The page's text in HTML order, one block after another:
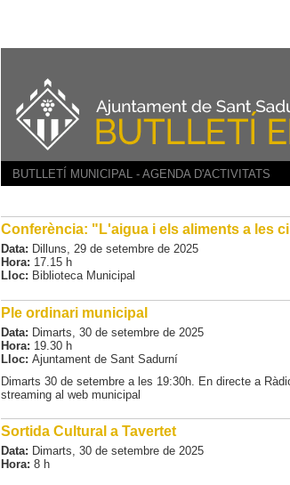
BUTLLETÍ MUNICIPAL - AGENDA D'ACTIVITATS
Conferència: "L'aigua i els aliments a les
Data: Dilluns, 29 de setembre de 2025
Hora: 17.15 h
Lloc: Biblioteca Municipal
Ple ordinari municipal
Data: Dimarts, 30 de setembre de 2025
Hora: 19.30 h
Lloc: Ajuntament de Sant Sadurní
Dimarts 30 de setembre a les 19:30h. En directe a
streaming al web municipal
Sortida Cultural a Tavertet
Data: Dimarts, 30 de setembre de 2025
Hora: 8 h